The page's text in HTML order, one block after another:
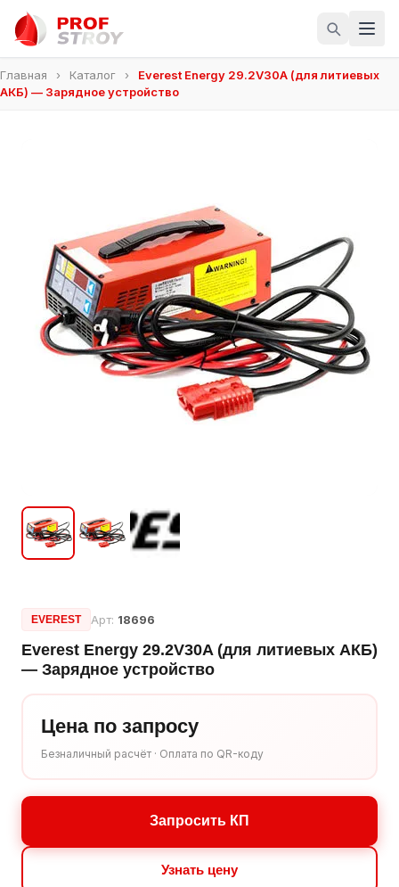
Главная › Каталог ›
Everest Energy 29.2V30A (для литиевых
АКБ) — Зарядное устройство
EVEREST Арт: 18696
Everest Energy 29.2V30A (для литиевых АКБ)
— Зарядное устройство
Цена по запросу
Безналичный расчёт · Оплата по QR-коду
Запросить КП
Узнать цену